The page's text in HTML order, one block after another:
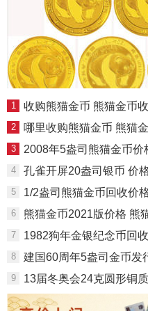
1 收购熊猫金币 熊猫金币
2 哪里收购熊猫金币 熊猫
3 2008年5盎司熊猫金币价
4 孔雀开屏20盎司银币 价
5 1/2盎司熊猫金币回收价格 2012年1/2
6 熊猫金币2021版价格 熊猫金币
7 1982狗年金银纪念币回收价格 1982狗年
8 建国60周年5盎司金币发
9 13届冬奥会24克圆形铜质纪念币回